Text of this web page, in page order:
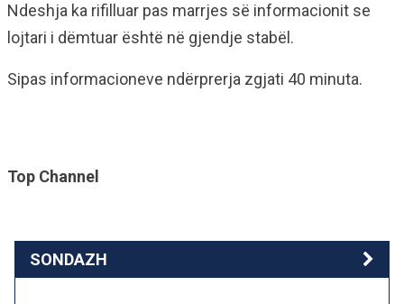
Ndeshja ka rifilluar pas marrjes së informacionit se
lojtari i dëmtuar është në gjendje stabël.
Sipas informacioneve ndërprerja zgjati 40 minuta.
Top Channel
SONDAZH